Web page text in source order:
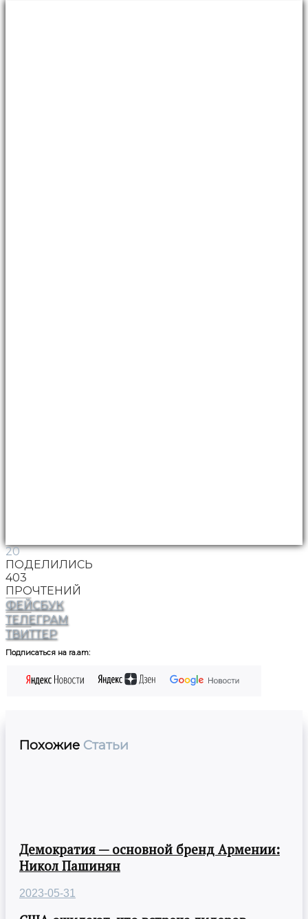
20
ПОДЕЛИЛИСЬ
403
ПРОЧТЕНИЙ
ФЕЙСБУК
ТЕЛЕГРАМ
ТВИТТЕР
Подписаться на ra.am:
Похожие Статьи
Демократия — основной бренд Армении:
Никол Пашинян
2023-05-31